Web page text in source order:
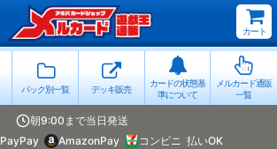
カート
パック別一覧 デッキ販売
カードの状態基
準について
メルカード通販
一覧
朝9:00まで当日発送
PayPay AmazonPay コンビニ 払いOK